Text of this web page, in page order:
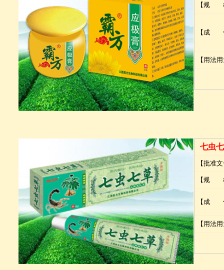
【规
【成
【用法
七虫
【批准
【规
【成
【用法